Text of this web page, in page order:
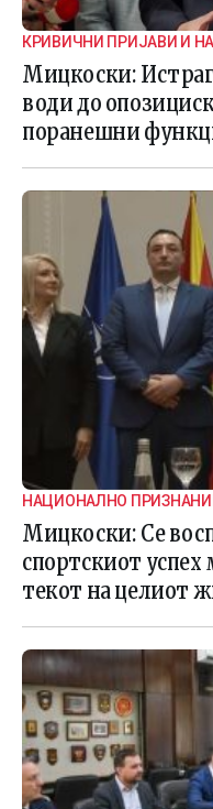
КРИВИЧНИ ПРИЈАВИ И
ИСТРАГАТА
Мицкоски:
води до
поранешни
НАЦИОНАЛНО
Мицкоски: Се
спортскиот успех
текот на целиот